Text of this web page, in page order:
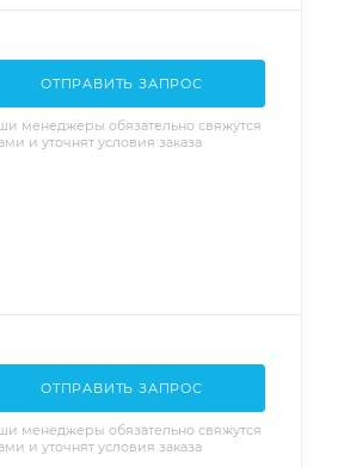
ОТПРАВИТЬ ЗАПРОС
менеджеры обязательно свяжутся
и уточнят условия заказа
ОТПРАВИТЬ ЗАПРОС
менеджеры обязательно свяжутся
и уточнят условия заказа